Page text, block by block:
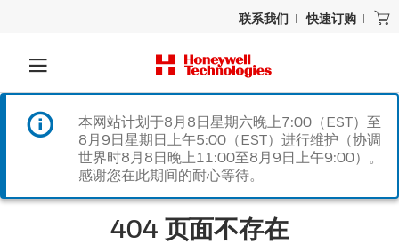
联系我们 快速订购
本网站计划于8月8日星期六晚上7:00（EST）至
8月9日星期日上午5:00（EST）进行维护（协调
世界时8月8日晚上11:00至8月9日上午9:00）。
感谢您在此期间的耐心等待。
404 页面不存在